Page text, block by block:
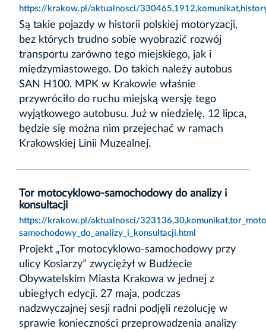
https://krakow.pl/aktualnosci/
Są takie pojazdy w historii polskiej motoryzacji,
bez których trudno sobie wyobrazić rozwój
transportu zarówno tego miejskiego, jak i
międzymiastowego. Do takich należy autobus
SAN H100. MPK w Krakowie właśnie
przywróciło do ruchu miejską wersję tego
wyjątkowego autobusu. Już w niedzielę, 12 lipca,
będzie się można nim przejechać w ramach
Krakowskiej Linii Muzealnej.
Tor motocyklowo-samochodowy do analizy i
konsultacji
https://krakow.pl/aktualnosci/
samochodowy_do_analizy_i_konsultacji.html
Projekt „Tor motocyklowo-samochodowy przy
ulicy Kosiarzy” zwyciężył w Budżecie
Obywatelskim Miasta Krakowa w jednej z
ubiegłych edycji. 27 maja, podczas
nadzwyczajnej sesji radni podjęli rezolucję w
sprawie konieczności przeprowadzenia analizy